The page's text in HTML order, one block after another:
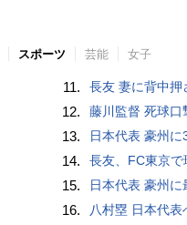
スポーツ 芸能 女子
11. 長友 妻に背中押
12. 藤川監督 死球口
13. 日本代表 豪州
14. 長友、FC東京
15. 日本代表 豪州
16. 八村塁 日本代表